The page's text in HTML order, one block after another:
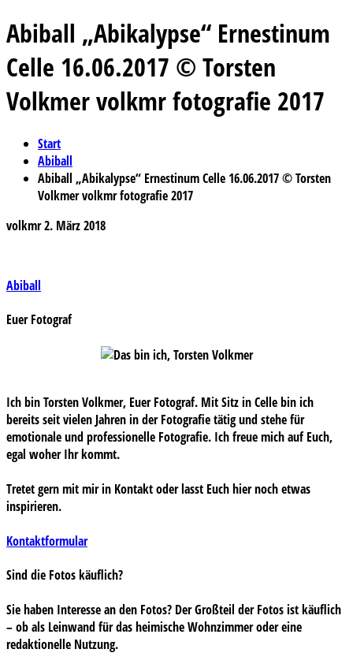
Abiball „Abikalypse“ Ernestinum
Celle 16.06.2017 © Torsten
Volkmer volkmr fotografie 2017
Start
Abiball
Abiball „Abikalypse“ Ernestinum Celle 16.06.2017 © Torsten
Volkmer volkmr fotografie 2017
volkmr2. März 2018
Beitragsnavigation
Abiball
Euer Fotograf
Ich bin Torsten Volkmer, Euer Fotograf. Mit Sitz in Celle bin ich
bereits seit vielen Jahren in der Fotografie tätig und stehe für
emotionale und professionelle Fotografie. Ich freue mich auf Euch,
egal woher Ihr kommt.
Tretet gern mit mir in Kontakt oder lasst Euch hier noch etwas
inspirieren.
Kontaktformular
Sind die Fotos käuflich?
Sie haben Interesse an den Fotos? Der Großteil der Fotos ist käuflich
– ob als Leinwand für das heimische Wohnzimmer oder eine
redaktionelle Nutzung.